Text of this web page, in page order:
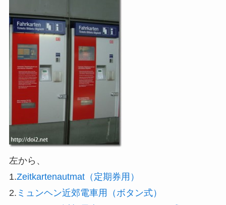
左から、
1.Zeitkartenautmat（定期券用）
2. ミュンヘン近郊電車用（ボタン式）